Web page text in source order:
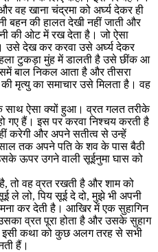
वह खाना चंद्रमा को अर्घ्‍य देकर ही
बहन की हालत देखी नहीं जाती और
की ओट में रख देता है। जो ऐसा
उसे देख कर करवा उसे अर्घ्‍य देकर
टुकड़ा मुंह में डालती है उसे छींक आ
बाल निकल आता है और तीसरा
मृत्यु का समाचार उसे मिलता है। वह
साथ ऐसा क्यों हुआ। व्रत गलत तरीके
गए हैं। इस पर करवा निश्चय करती है
करेगी और अपने सतीत्व से उन्हें
साल तक अपने पति के शव के पास बैठी
ऊपर उगने वाली सूईनुमा घास को
तो वह व्रत रखती है और शाम को
ले लो, पिय सूई दे दो, मुझे भी अपनी
कर देती है। आखिर में एक सुहागिन
व्रत पूरा होता है और उसके सुहाग
इसी कथा को कुछ अलग तरह से सभी
हैं।